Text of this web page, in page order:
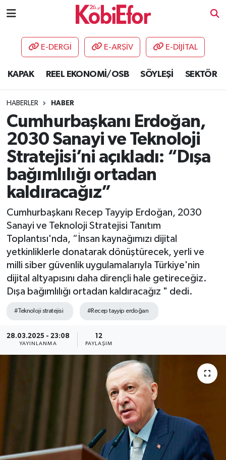
E-DERGİ E-ARŞİV E-DİJİTAL
KAPAK REEL EKONOMİ/OSB SÖYLEŞİ SEKTÖR
HABERLER HABER
Cumhurbaşkanı Erdoğan,
2030 Sanayi ve Teknoloji
Stratejisi’ni açıkladı: “Dışa
bağımlılığı ortadan
kaldıracağız”
Cumhurbaşkanı Recep Tayyip Erdoğan, 2030
Sanayi ve Teknoloji Stratejisi Tanıtım
Toplantısı'nda, “İnsan kaynağımızı dijital
yetkinliklerle donatarak dönüştürecek, yerli ve
milli siber güvenlik uygulamalarıyla Türkiye'nin
dijital altyapısını daha dirençli hale getireceğiz.
Dışa bağımlılığı ortadan kaldıracağız " dedi.
#Teknoloji stratejisi #Recep tayyip erdoğan
28.03.2025 - 23:08
YAYINLANMA
12
PAYLAŞIM
AKADEMİ
DESTEK-TEŞVİK
ETKİNLİK
GÜNCEL
HABERLER
KAPAK
SEKTÖR
ŞİRKET PANO
SÖYLEŞİ
YAŞAM